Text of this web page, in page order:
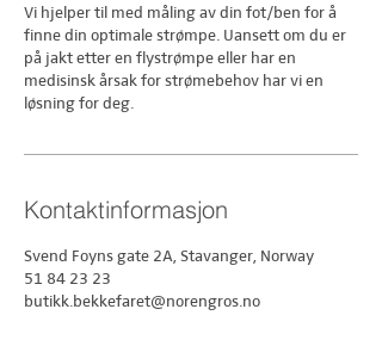
Vi hjelper til med måling av din fot/ben for å
finne din optimale strømpe. Uansett om du er
på jakt etter en flystrømpe eller har en
medisinsk årsak for strømebehov har vi en
løsning for deg.
Kontaktinformasjon
Svend Foyns gate 2A, Stavanger, Norway
51 84 23 23
butikk.bekkefaret@norengros.no